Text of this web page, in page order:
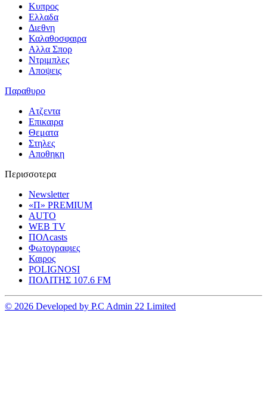
Κυπρος
Ελλαδα
Διεθνη
Καλαθοσφαιρα
Αλλα Σπορ
Ντριμπλες
Αποψεις
Παραθυρο
Ατζεντα
Επικαιρα
Θεματα
Στηλες
Αποθηκη
Περισσοτερα
Newsletter
«Π» PREMIUM
AUTO
WEB TV
ΠΟΛcasts
Φωτογραφιες
Καιρος
POLIGNOSI
ΠΟΛΙΤΗΣ 107.6 FM
© 2026 Developed by P.C Admin 22 Limited